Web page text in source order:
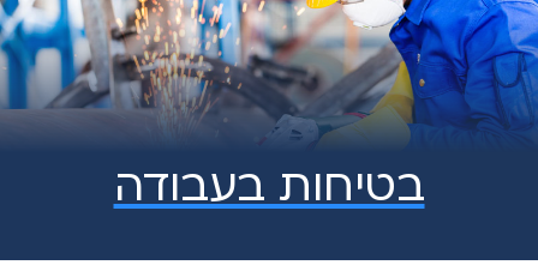
בטיחות בעבודה